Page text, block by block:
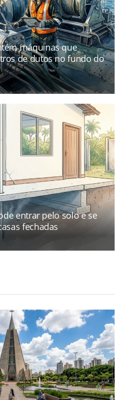
máquinas que
de dutos no fundo do
entrar pelo solo e se
fechadas